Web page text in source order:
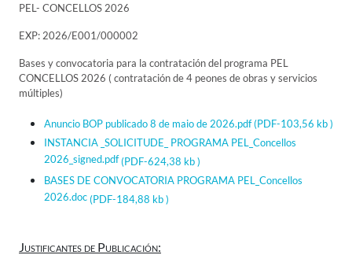
PEL- CONCELLOS 2026
EXP: 2026/E001/000002
Bases y convocatoria para la contratación del programa PEL
CONCELLOS 2026 ( contratación de 4 peones de obras y servicios
múltiples)
Anuncio BOP publicado 8 de maio de 2026.pdf(PDF-103,56 kb )
INSTANCIA _SOLICITUDE_ PROGRAMA PEL_Concellos
2026_signed.pdf(PDF-624,38 kb )
BASES DE CONVOCATORIA PROGRAMA PEL_Concellos
2026.doc(PDF-184,88 kb )
Justificantes de Publicación: